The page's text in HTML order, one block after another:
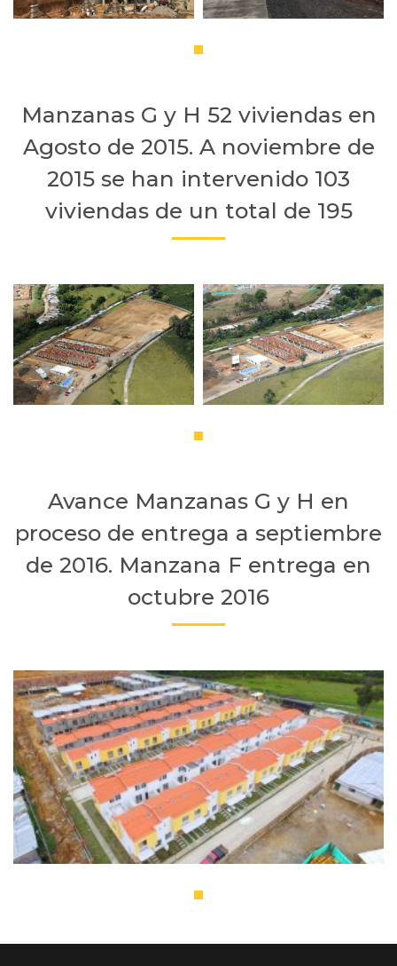
Manzanas G y H 52 viviendas en
Agosto de 2015. A noviembre de
2015 se han intervenido 103
viviendas de un total de 195
Avance Manzanas G y H en
proceso de entrega a septiembre
de 2016. Manzana F entrega en
octubre 2016